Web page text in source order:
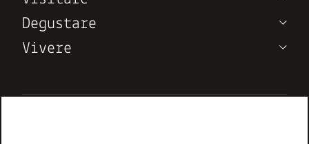
TOSCANA
ED
Degustare
Vivere